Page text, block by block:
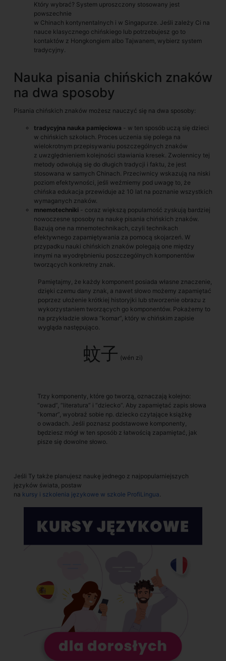
Który wybrać? System uproszczony stosowany jest
powszechnie
w Chinach kontynentalnych i w Singapurze. Jeśli zależy Ci na
nauce klasycznego chińskiego lub potrzebujesz go to
kontaktów z Hongkongiem albo Tajwanem, wybierz system
tradycyjny.
Nauka pisania chińskich znaków
na dwa sposoby
Pisania chińskich znaków możesz nauczyć się na dwa sposoby:
tradycyjna nauka pamięciowa - w ten sposób uczą się dzieci
w chińskich szkołach. Proces uczenia się polega na
wielokrotnym przepisywaniu poszczególnych znaków
z uwzględnieniem kolejności stawiania kresek. Zwolennicy tej
metody odwołują się do długich tradycji i faktu, że jest
stosowana w samych Chinach. Przeciwnicy wskazują na niski
poziom efektywności, jeśli weźmiemy pod uwagę to, że
chińska edukacja przewiduje aż 10 lat na poznanie wszystkich
wymaganych znaków.
mnemotechniki - coraz większą popularność zyskują bardziej
nowoczesne sposoby na naukę pisania chińskich znaków.
Bazują one na mnemotechnikach, czyli technikach
efektywnego zapamiętywania za pomocą skojarzeń. W
przypadku nauki chińskich znaków polegają one między
innymi na wyodrębnieniu poszczególnych komponentów
tworzących konkretny znak.
Pamiętajmy, że każdy komponent posiada własne znaczenie,
dzięki czemu dany znak, a nawet słowo możemy zapamiętać
poprzez ułożenie krótkiej historyjki lub stworzenie obrazu z
wykorzystaniem tworzących go komponentów. Pokażemy to
na przykładzie słowa “komar”, który w chińskim zapisie
wygląda następująco.
蚊子 (wén zi)
Trzy komponenty, które go tworzą, oznaczają kolejno:
“owad”, “literatura” i “dziecko”. Aby zapamiętać zapis słowa
“komar”, wyobraź sobie np. dziecko czytające książkę
o owadach. Jeśli poznasz podstawowe komponenty,
będziesz mógł w ten sposób z łatwością zapamiętać, jak
pisze się dowolne słowo.
Jeśli Ty także planujesz naukę jednego z najpopularniejszych
języków świata, postaw
na kursy i szkolenia językowe w szkole ProfiLingua.